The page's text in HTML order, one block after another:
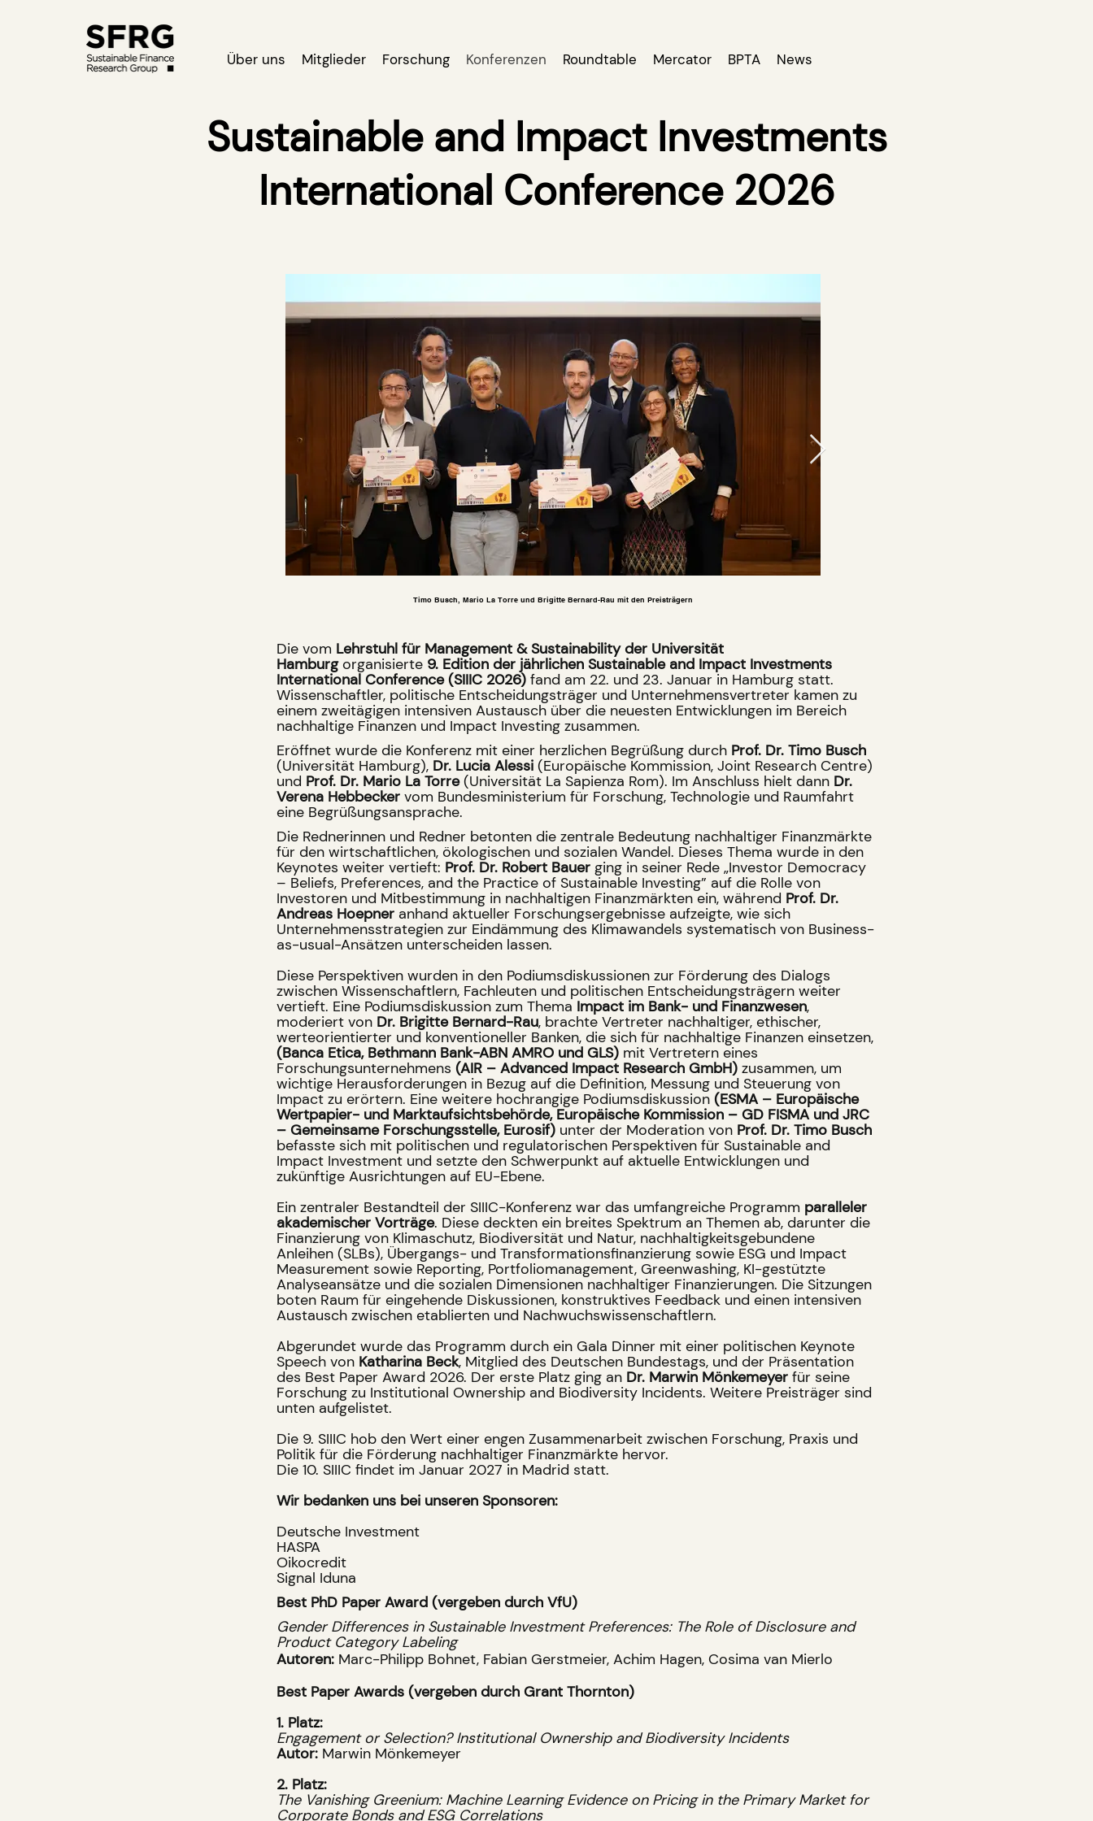
Über uns Mitglieder Forschung Konferenzen Roundtable Mercator BPTA News
Sustainable and Impact Investments
International Conference 2026
Timo Busch, Mario La Torre und Brigitte Bernard-Rau mit den Preisträgern
Die vom Lehrstuhl für Management & Sustainability der Universität
Hamburgorganisierte 9. Edition der jährlichen Sustainable and Impact Investments
International Conference (SIIIC 2026) fand am 22. und 23. Januar in Hamburg statt.
Wissenschaftler, politische Entscheidungsträger und Unternehmensvertreter kamen zu
einem zweitägigen intensiven Austausch über die neuesten Entwicklungen im Bereich
nachhaltige Finanzen und Impact Investing zusammen.
Eröffnet wurde die Konferenz mit einer herzlichen Begrüßung durch Prof. Dr. Timo Busch
(Universität Hamburg), Dr. Lucia Alessi (Europäische Kommission, Joint Research Centre)
und Prof. Dr. Mario La Torre(Universität La Sapienza Rom). Im Anschluss hielt dann Dr.
Verena Hebbecker vom Bundesministerium für Forschung, Technologie und Raumfahrt
eine Begrüßungsansprache.
Die Rednerinnen und Redner betonten die zentrale Bedeutung nachhaltiger Finanzmärkte
für den wirtschaftlichen, ökologischen und sozialen Wandel. Dieses Thema wurde in den
Keynotes weiter vertieft: Prof. Dr. Robert Bauer ging in seiner Rede „Investor Democracy
– Beliefs, Preferences, and the Practice of Sustainable Investing” auf die Rolle von
Investoren und Mitbestimmung in nachhaltigen Finanzmärkten ein, während Prof. Dr.
Andreas Hoepner anhand aktueller Forschungsergebnisse aufzeigte, wie sich
Unternehmensstrategien zur Eindämmung des Klimawandels systematisch von Business-
as-usual-Ansätzen unterscheiden lassen.
Diese Perspektiven wurden in den Podiumsdiskussionen zur Förderung des Dialogs
zwischen Wissenschaftlern, Fachleuten und politischen Entscheidungsträgern weiter
vertieft. Eine Podiumsdiskussion zum Thema Impact im Bank- und Finanzwesen,
moderiert von Dr. Brigitte Bernard-Rau, brachte Vertreter nachhaltiger, ethischer,
werteorientierter und konventioneller Banken, die sich für nachhaltige Finanzen einsetzen,
(Banca Etica, Bethmann Bank-ABN AMRO und GLS) mit Vertretern eines
Forschungsunternehmens (AIR – Advanced Impact Research GmbH) zusammen, um
wichtige Herausforderungen in Bezug auf die Definition, Messung und Steuerung von
Impact zu erörtern. Eine weitere hochrangige Podiumsdiskussion (ESMA – Europäische
Wertpapier- und Marktaufsichtsbehörde, Europäische Kommission – GD FISMA und JRC
– Gemeinsame Forschungsstelle, Eurosif) unter der Moderation von Prof. Dr. Timo Busch
befasste sich mit politischen und regulatorischen Perspektiven für Sustainable and
Impact Investment und setzte den Schwerpunkt auf aktuelle Entwicklungen und
zukünftige Ausrichtungen auf EU-Ebene.
Ein zentraler Bestandteil der SIIIC-Konferenz war das umfangreiche Programm paralleler
akademischer Vorträge. Diese deckten ein breites Spektrum an Themen ab, darunter die
Finanzierung von Klimaschutz, Biodiversität und Natur, nachhaltigkeitsgebundene
Anleihen (SLBs), Übergangs- und Transformationsfinanzierung sowie ESG und Impact
Measurement sowie Reporting, Portfoliomanagement, Greenwashing, KI-gestützte
Analyseansätze und die sozialen Dimensionen nachhaltiger Finanzierungen. Die Sitzungen
boten Raum für eingehende Diskussionen, konstruktives Feedback und einen intensiven
Austausch zwischen etablierten und Nachwuchswissenschaftlern.
Abgerundet wurde das Programm durch ein Gala Dinner mit einer politischen Keynote
Speech von Katharina Beck, Mitglied des Deutschen Bundestags, und der Präsentation
des Best Paper Award 2026. Der erste Platz ging an Dr. Marwin Mönkemeyer für seine
Forschung zu Institutional Ownership and Biodiversity Incidents. Weitere Preisträger sind
unten aufgelistet.
Die 9. SIIIC hob den Wert einer engen Zusammenarbeit zwischen Forschung, Praxis und
Politik für die Förderung nachhaltiger Finanzmärkte hervor.
Die 10. SIIIC findet im Januar 2027 in Madrid statt.
Wir bedanken uns bei unseren Sponsoren:
Deutsche Investment
HASPA
Oikocredit
Signal Iduna
Best PhD Paper Award (vergeben durch VfU)
Gender Differences in Sustainable Investment Preferences: The Role of Disclosure and
Product Category Labeling
Autoren: Marc-Philipp Bohnet, Fabian Gerstmeier, Achim Hagen, Cosima van Mierlo
Best Paper Awards (vergeben durch Grant Thornton)
1. Platz:
Engagement or Selection? Institutional Ownership and Biodiversity Incidents
Autor: Marwin Mönkemeyer ​
2. Platz:
The Vanishing Greenium: Machine Learning Evidence on Pricing in the Primary Market for
Corporate Bonds and ESG Correlations